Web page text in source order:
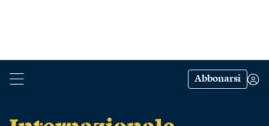
Abbonarsi